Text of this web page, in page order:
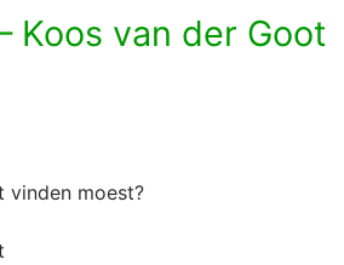
Koos van der Goot
vinden moest?